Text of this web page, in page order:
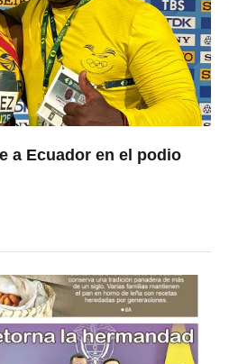
a Ecuador en el podio